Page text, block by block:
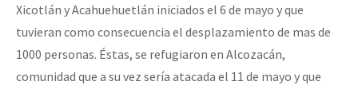
Xicotlán y Acahuehuetlán iniciados el 6 de mayo y que
tuvieran como consecuencia el desplazamiento de mas de
1000 personas. Éstas, se refugiaron en Alcozacán,
comunidad que a su vez sería atacada el 11 de mayo y que